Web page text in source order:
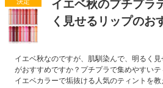
決定
イエベ秋のプチプラ
く見せるリップのお
イエベ秋なのですが、肌馴染んで、明るく
がおすすめですか？プチプラで集めやすいテ
イエベカラーで垢抜ける人気のティントを教